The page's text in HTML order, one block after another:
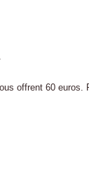
offrent 60 euros.